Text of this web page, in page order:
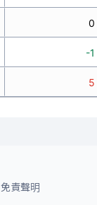
0
-1
5
免責聲明